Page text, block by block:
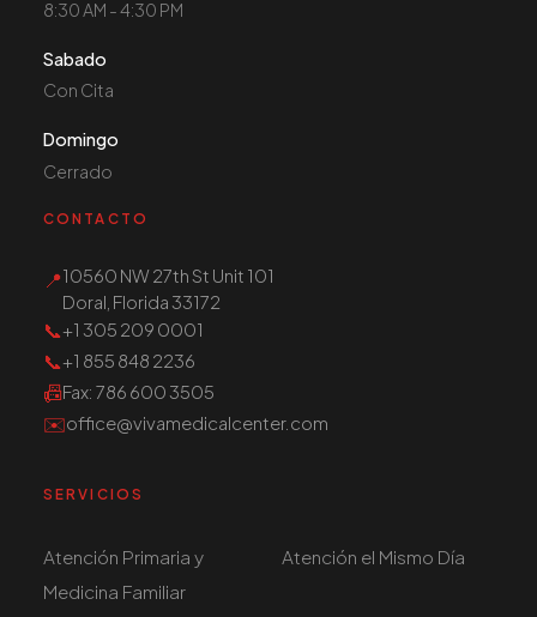
8:30 AM - 4:30 PM
Sabado
Con Cita
Domingo
Cerrado
CONTACTO
📍10560 NW 27th St Unit 101
Doral, Florida 33172
📞+1 305 209 0001
📞+1 855 848 2236
📠Fax: 786 600 3505
✉️office@vivamedicalcenter.com
SERVICIOS
Atención Primaria y
Medicina Familiar
Atención el Mismo Día